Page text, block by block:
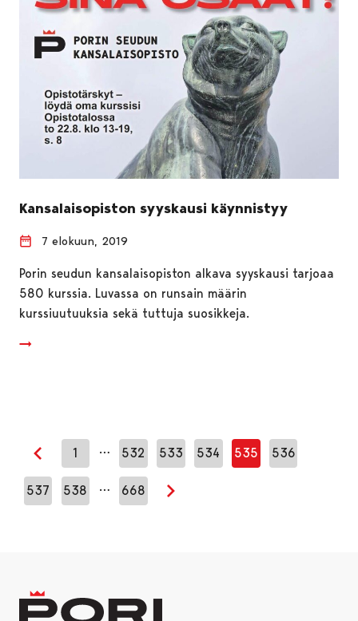
Kansalaisopiston syyskausi käynnistyy
7 elokuun, 2019
Porin seudun kansalaisopiston alkava syyskausi tarjoaa
580 kurssia. Luvassa on runsain määrin
kurssiuutuuksia sekä tuttuja suosikkeja.
Edellinen sivu
1 … 532 533 534 535 536
537 538 … 668
Seuraava sivu